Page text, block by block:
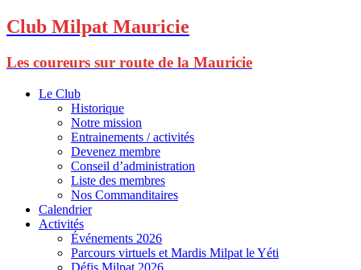
Club Milpat Mauricie
Les coureurs sur route de la Mauricie
Le Club
Historique
Notre mission
Entrainements / activités
Devenez membre
Conseil d’administration
Liste des membres
Nos Commanditaires
Calendrier
Activités
Événements 2026
Parcours virtuels et Mardis Milpat le Yéti
Défis Milpat 2026